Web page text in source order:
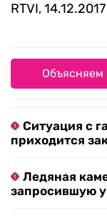
RTVI, 14.12.2017
Объясняем
Ситуация с
приходится
Ледяная
запросившую